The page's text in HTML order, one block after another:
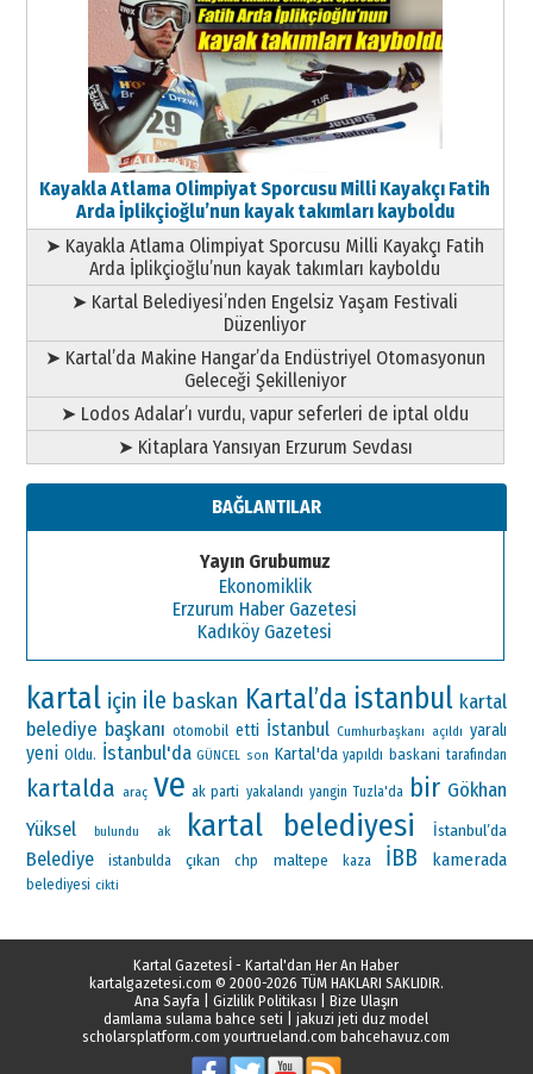
Kayakla Atlama Olimpiyat Sporcusu Milli Kayakçı Fatih
Arda İplikçioğlu’nun kayak takımları kayboldu
➤ Kayakla Atlama Olimpiyat Sporcusu Milli Kayakçı Fatih
Arda İplikçioğlu’nun kayak takımları kayboldu
➤ Kartal Belediyesi’nden Engelsiz Yaşam Festivali
Düzenliyor
➤ Kartal’da Makine Hangar’da Endüstriyel Otomasyonun
Geleceği Şekilleniyor
➤ Lodos Adalar’ı vurdu, vapur seferleri de iptal oldu
➤ Kitaplara Yansıyan Erzurum Sevdası
BAĞLANTILAR
Yayın Grubumuz
Ekonomiklik
Erzurum Haber Gazetesi
Kadıköy Gazetesi
kartal için ile baskan Kartal’da istanbul kartal
belediye başkanı otomobil etti İstanbul Cumhurbaşkanı açıldı yaralı
yeni Oldu. İstanbul'da GÜNCEL son Kartal'da yapıldı baskani tarafından
kartalda araç ve ak parti yakalandı yangin Tuzla'da bir Gökhan
Yüksel
bulundu ak kartal belediyesi İstanbul’da
Belediye istanbulda çıkan chp maltepe kaza İBB kamerada
belediyesi cikti
Kartal Gazetesİ - Kartal'dan Her An Haber
kartalgazetesi.com © 2000-2026 TÜM HAKLARI SAKLIDIR.
Ana Sayfa
Gizlilik Politikası
Bize Ulaşın
damlama sulama bahce seti |jakuzi jeti duz model
scholarsplatform.com yourtrueland.com bahcehavuz.com